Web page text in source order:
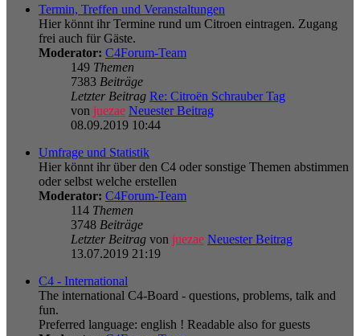
Termin, Treffen und Veranstaltungen
Hier könnt ihr Termine rund um Citroen eintragen. Zugang
frei auch für Gäste.
Moderator: C4Forum-Team
149 Themen
7383 Beiträge
Letzter Beitrag Re: Citroën Schrauber Tag
von juezae Neuester Beitrag
08.09.2019 10:44
Umfrage und Statistik
Hier könnt ihr über den C4 oder sonstige Themen abstimmen
oder selbst welche erstellen
Moderator: C4Forum-Team
114 Themen
3748 Beiträge
Letzter Beitrag von juezae Neuester Beitrag
13.07.2019 21:19
C4 - International
The international C4-Board - questions, problems, talk and
fun.
Preferred language: english ! Readable also for guests